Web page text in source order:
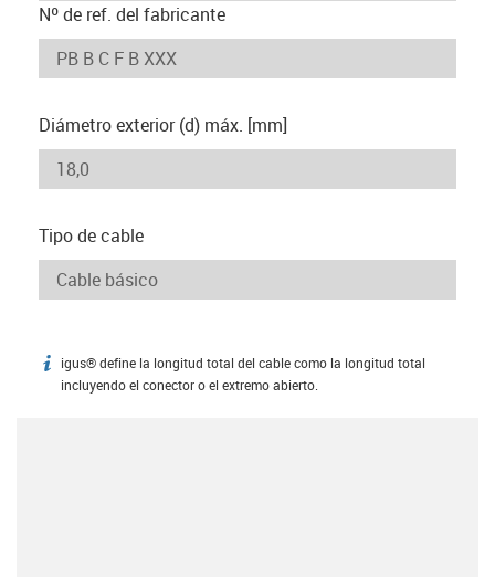
Nº de ref. del fabricante
Diámetro exterior (d) máx. [mm]
Tipo de cable
igus-icon-info
igus® define la longitud total del cable como la longitud total
incluyendo el conector o el extremo abierto.